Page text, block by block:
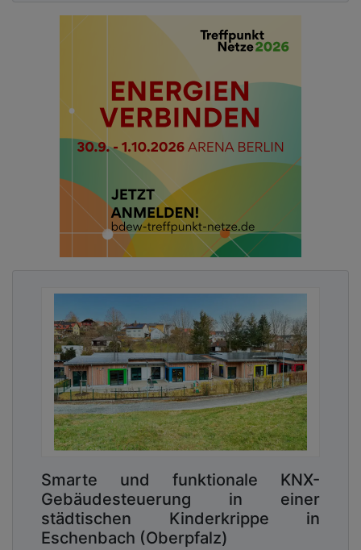
Anforderung erfüllt Pirmasens punktgenau mit dem
in Zusammenarbeit mit dem Pfälzischen Verein für
Projekt. Asylsuchende erhalten darüber direkt nach
ihrer Ankunft in einem verpflichtenden
Integrationskurs praktische Hilfestellungen, um
sich möglichst schnell in einem für sie völlig neuen
Lebensumfeld orientieren zu können. Hierbei
werden sie nach ihren individuellen Bedarfen für
soziale Gepflogenheiten und Erwartungen
sensibilisiert. Ein weiterer Schwerpunkt liegt auf
der Vermittlung von Sprachkompetenz. Klares Ziel
ist es, jeden Teilnehmer nach wenigen Wochen
Arbeitsmarkt überführen zu können.
„Fast jede dritte Person in Rheinland-Pfalz hat
heute eine Migrationsgeschichte. Umso wichtiger
ist es, neu ankommende Menschen von Anfang an
nachhaltig zu unterstützen, damit Integration
gelingt und sie in ihrer neuen Heimat ankommen
können. Mit dem Integrationspreis Rheinland-Pfalz
2025 ehren wir all jene, die sich dafür in ganz
ehrenamtlich einsetzen und die so aktiv zu
Mitmenschlichkeit, Toleranz und damit dem
Zusammenwachsen unserer Gesellschaft beitragen.
Das Projekt ‚Pirmasenser Weg‘, das die
Smarte und funktionale KNX-
Gebäudesteuerung in einer
städtischen Kinderkrippe in
Eschenbach (Oberpfalz)